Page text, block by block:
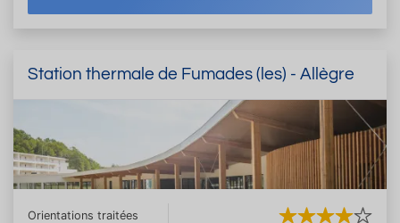
Station thermale de Fumades (les) - Allègre
Orientations traitées